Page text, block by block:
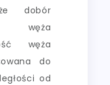
dobór
węża
węża
do
od